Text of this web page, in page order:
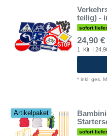
teilig) -
sofort
24,90 €
1 Kit |
* inkl. ges.
Artikelpaket
sofort